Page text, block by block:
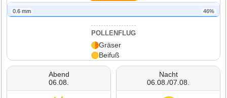
0.6 mm 46%
POLLENFLUG
Gräser
Beifuß
Abend
06.08.
Nacht
06.08./07.08.